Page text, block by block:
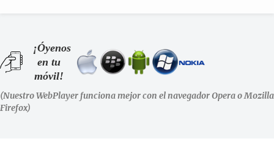
SHOWS
LA RADIO
¡Óyenos
en tu
móvil!
(Nuestro WebPlayer funciona mejor con el navegador Opera o Mozilla
Firefox)